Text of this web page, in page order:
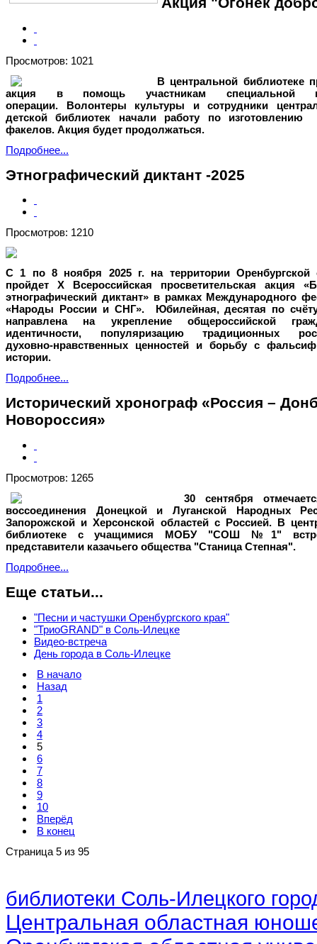
Просмотров: 1021
В центральной библиотеке
акция в помощь участникам специальной
операции. Волонтеры культуры и сотрудники
детской библиотек начали работу по изготовлению
факелов. Акция будет продолжаться.
Подробнее...
Этнографический диктант -2025
Просмотров: 1210
С 1 по 8 ноября 2025 г. на территории Оренбургской
пройдет X Всероссийская просветительская акция
этнографический диктант» в рамках Международного
«Народы России и СНГ».
Юбилейная, десятая по
направлена на укрепление общероссийской
идентичности, популяризацию традиционных
духовно-нравственных ценностей и борьбу с
истории.
Подробнее...
Исторический хронограф «Россия –
Новороссия»
Просмотров: 1265
30 сентября
воссоединения Донецкой и Луганской Народных
Запорожской и Херсонской областей с Россией. В
библиотеке с учащимися МОБУ "СОШ №1"
представители казачьего общества "Станица Степная".
Подробнее...
Еще статьи...
"Песни и частушки Оренбургского края"
"ТриоGRAND" в Соль-Илецке
Видео-встреча
День города в Соль-Илецке
В начало
Назад
1
2
3
4
5
6
7
8
9
10
Вперёд
В конец
Страница 5 из 95
библиотеки Соль-Илецкого
Центральная областная